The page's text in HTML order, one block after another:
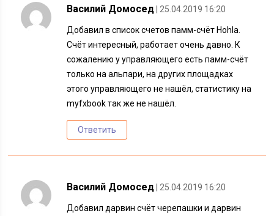
Василий Домосед | 25.04.2019 16:20
Добавил в список счетов памм-счёт Hohla.
Счёт интересный, работает очень давно. К
сожалению у управляющего есть памм-счёт
только на альпари, на других площадках
этого управляющего не нашёл, статистику на
myfxbook так же не нашёл.
Ответить
Василий Домосед | 25.04.2019 16:20
Добавил дарвин счёт черепашки и дарвин